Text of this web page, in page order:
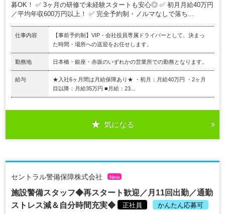
募OK！ ✅ 3ヶ月の研修で未経験スタートも安心◎ ✅ 初月月給40万円
／平均年収600万円以上！ ✅ 完全予約制・ノルマなしで落ち...
仕事内容
【事前予約制】VIP・会社役員専属ドライバーとして、決まっ
た時間・場所への送迎をお任せします。
勤務地 日本橋・銀座・赤坂のいずれかの営業所での勤務となります。
給与
★入社6ヶ月間は月給保障あり★ ・初月：月給40万円 ・2ヶ月
目以降：月給35万円 ■月給：23...
気になる
セントラル警備保障株式会社 New
施設警備スタッフ◆再スタート歓迎／月11回出勤／通勤
ストレス減＆自分時間充実◆
正社員 かんたん応募可